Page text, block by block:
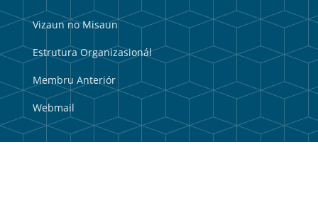
Vizaun no Misaun
Estrutura Organizasionál
Membru Anteriór
Webmail